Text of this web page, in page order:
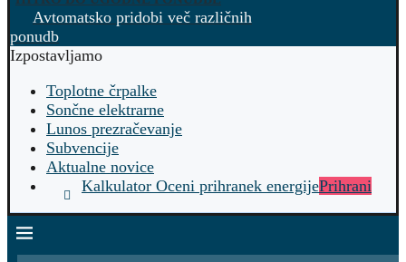
Avtomatsko pridobi več različnih
ponudb
Izpostavljamo
Toplotne črpalke
Sončne elektrarne
Lunos prezračevanje
Subvencije
Aktualne novice
Kalkulator Oceni prihranek energijePrihrani